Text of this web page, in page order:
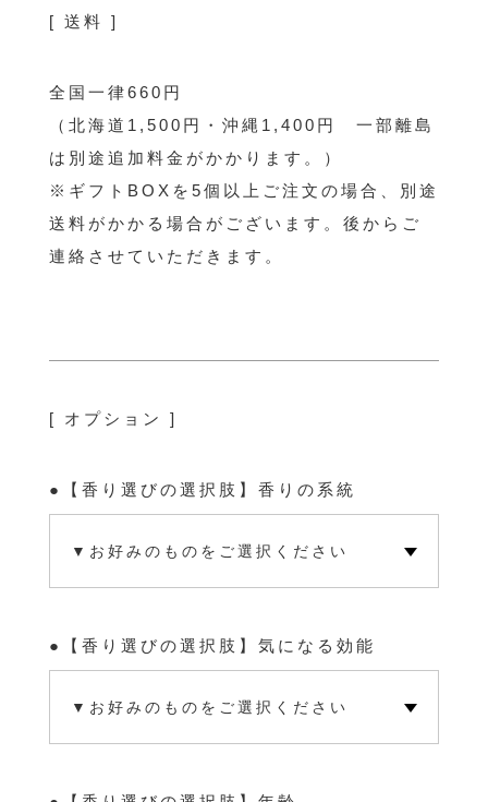
[ 送料 ]
全国一律660円
（北海道1,500円・沖縄1,400円 一部離島
は別途追加料金がかかります。）
※ギフトBOXを5個以上ご注文の場合、別途
送料がかかる場合がございます。後からご
連絡させていただきます。
[ オプション ]
【香り選びの選択肢】香りの系統
【香り選びの選択肢】気になる効能